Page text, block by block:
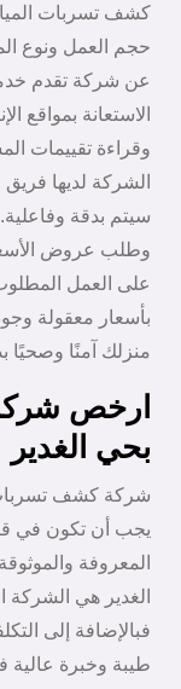
كشف تسربات
حجم العمل ونوع
عن شركة تقدم
الاستعانة بمواقع
وقراءة تقييمات
الشركة لديها
سيتم بدقة
وطلب عروض
على العمل
بأسعار معقولة
منزلك آمنًا وصحيًا
ارخص
بحي الغدير
شركة كشف تسربات
يجب أن تكون في
المعروفة
الغدير هي الشركة
فبالإضافة إلى
طيبة وخبرة